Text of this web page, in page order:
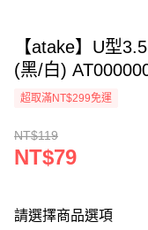
【atake】U型
(黑/白)
超取滿NT$299免運
NT$119
NT$79
請選擇商品選項